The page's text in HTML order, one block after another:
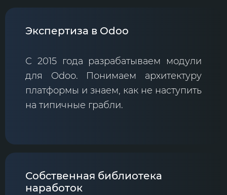
Экспертиза в Odoo
С 2015 года разрабатываем модули
для Odoo. Понимаем архитектуру
платформы и знаем, как не наступить
на типичные грабли.
Собственная библиотека
наработок